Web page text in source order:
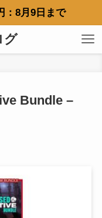
：8月9日まで
グ
Bundle –